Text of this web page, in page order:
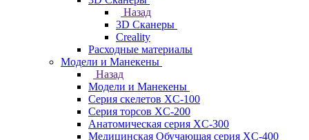
Назад
3D Сканеры
Creality
Расходные материалы
Модели и Манекены
Назад
Модели и Манекены
Серия скелетов XC-100
Серия торсов XC-200
Анатомическая серия XC-300
Медицинская Обучающая серия XC-400